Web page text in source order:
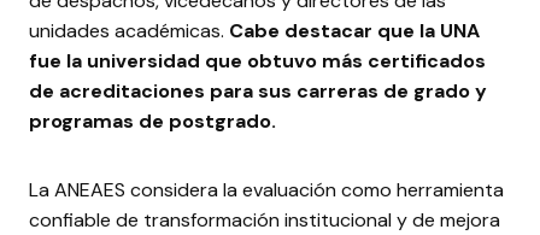
unidades académicas. Cabe destacar que la UNA
fue la universidad que obtuvo más certificados
de acreditaciones para sus carreras de grado y
programas de postgrado.
La ANEAES considera la evaluación como herramienta
confiable de transformación institucional y de mejora